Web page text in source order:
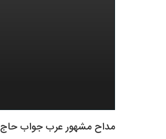
مداح مشهور عرب جواب حاج